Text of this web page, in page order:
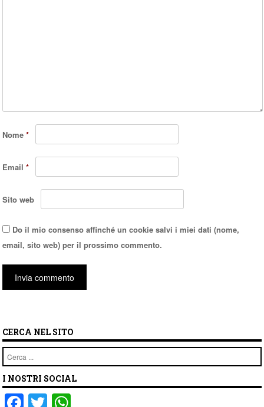
Nome*
Email*
Sito web
Do il mio consenso affinché un cookie salvi i miei dati (nome,
email, sito web) per il prossimo commento.
CERCA NEL SITO
Cerca
I NOSTRI SOCIAL